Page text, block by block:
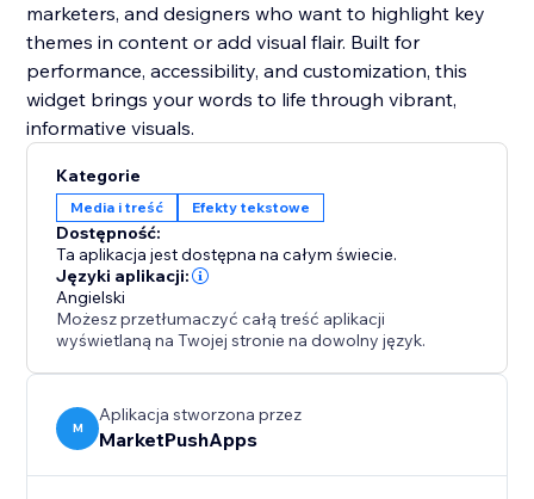
marketers, and designers who want to highlight key
themes in content or add visual flair. Built for
performance, accessibility, and customization, this
widget brings your words to life through vibrant,
informative visuals.
Kategorie
Media i treść Efekty tekstowe
Dostępność:
Ta aplikacja jest dostępna na całym świecie.
Języki aplikacji:
Angielski
Możesz przetłumaczyć całą treść aplikacji
wyświetlaną na Twojej stronie na dowolny język.
M
Aplikacja stworzona przez
MarketPushApps